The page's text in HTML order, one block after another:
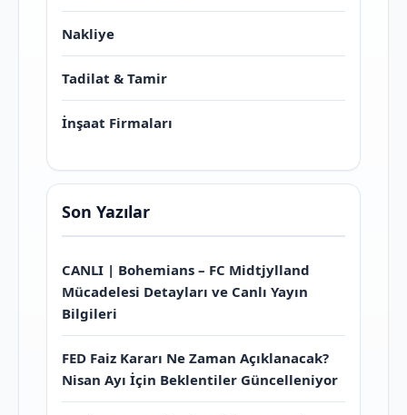
Nakliye
Tadilat & Tamir
İnşaat Firmaları
Son Yazılar
CANLI | Bohemians – FC Midtjylland
Mücadelesi Detayları ve Canlı Yayın
Bilgileri
FED Faiz Kararı Ne Zaman Açıklanacak?
Nisan Ayı İçin Beklentiler Güncelleniyor